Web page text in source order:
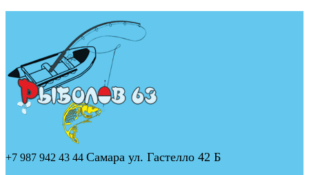
+7 987 942 43 44 Самара ул. Гастелло 42 Б